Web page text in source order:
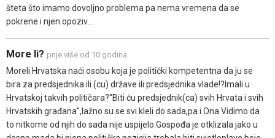
šteta što imamo dovoljno problema pa nema vremena da se
pokrene i njen opoziv...
More li? prije više od 10 godina
Moreli Hrvatska naći osobu koja je politički kompetentna da ju se
bira za predsjednika ili (cu) države ili predsjednika vlade!?Imali u
Hrvatskoj takvih političara?"Biti ću predsjednik(ca) svih Hrvata i svih
Hrvatskih građana",lažno su se svi kleli do sada,pa i Ona.Vidimo da
to nitkome od njih do sada nije uspijelo.Gospođa je otklizala jako u